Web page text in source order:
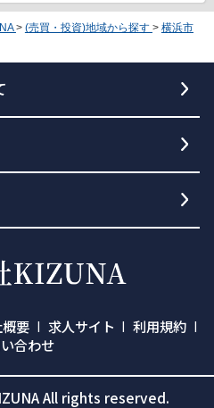
> (売買・投資)地域から探す > 横浜市
要 求人サイト
利用規約
合わせ
All rights reserved.